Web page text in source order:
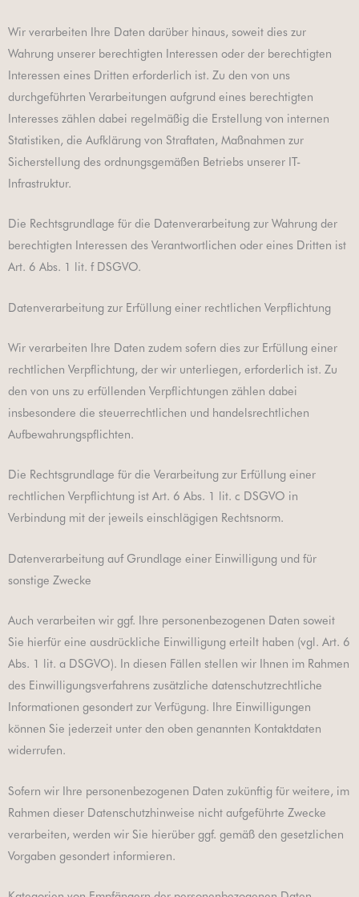
Wir verarbeiten Ihre Daten darüber hinaus, soweit dies zur
Wahrung unserer berechtigten Interessen oder der berechtigten
Interessen eines Dritten erforderlich ist. Zu den von uns
durchgeführten Verarbeitungen aufgrund eines berechtigten
Interesses zählen dabei regelmäßig die Erstellung von internen
Statistiken, die Aufklärung von Straftaten, Maßnahmen zur
Sicherstellung des ordnungsgemäßen Betriebs unserer IT-
Infrastruktur.
Die Rechtsgrundlage für die Datenverarbeitung zur Wahrung der
berechtigten Interessen des Verantwortlichen oder eines Dritten ist
Art. 6 Abs. 1 lit. f DSGVO.
Datenverarbeitung zur Erfüllung einer rechtlichen Verpflichtung
Wir verarbeiten Ihre Daten zudem sofern dies zur Erfüllung einer
rechtlichen Verpflichtung, der wir unterliegen, erforderlich ist. Zu
den von uns zu erfüllenden Verpflichtungen zählen dabei
insbesondere die steuerrechtlichen und handelsrechtlichen
Aufbewahrungspflichten.
Die Rechtsgrundlage für die Verarbeitung zur Erfüllung einer
rechtlichen Verpflichtung ist Art. 6 Abs. 1 lit. c DSGVO in
Verbindung mit der jeweils einschlägigen Rechtsnorm.
Datenverarbeitung auf Grundlage einer Einwilligung und für
sonstige Zwecke
Auch verarbeiten wir ggf. Ihre personenbezogenen Daten soweit
Sie hierfür eine ausdrückliche Einwilligung erteilt haben (vgl. Art. 6
Abs. 1 lit. a DSGVO). In diesen Fällen stellen wir Ihnen im Rahmen
des Einwilligungsverfahrens zusätzliche datenschutzrechtliche
Informationen gesondert zur Verfügung. Ihre Einwilligungen
können Sie jederzeit unter den oben genannten Kontaktdaten
widerrufen.
Sofern wir Ihre personenbezogenen Daten zukünftig für weitere, im
Rahmen dieser Datenschutzhinweise nicht aufgeführte Zwecke
verarbeiten, werden wir Sie hierüber ggf. gemäß den gesetzlichen
Vorgaben gesondert informieren.